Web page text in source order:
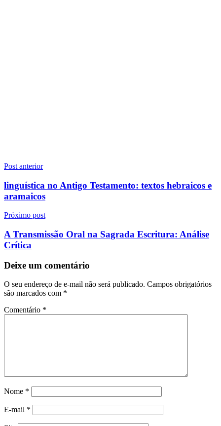
Navegação
de
Post
Post anterior
linguística no Antigo Testamento: textos hebraicos e
aramaicos
Próximo post
A Transmissão Oral na Sagrada Escritura: Análise
Crítica
Deixe um comentário
O seu endereço de e-mail não será publicado. Campos obrigatórios
são marcados com *
Comentário *
Nome *
E-mail *